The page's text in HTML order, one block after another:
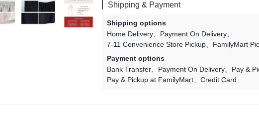
Shipping & Payment
Shipping options
Home Delivery
Payment On Delivery
7-11 Convenience Store Pickup
FamilyMart
Payment options
Bank Transfer
Payment On Delivery
Pay &
Pay & Pickup at FamilyMart
Credit Card